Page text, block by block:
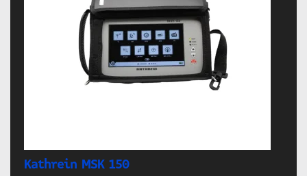
Kathrein MSK 150